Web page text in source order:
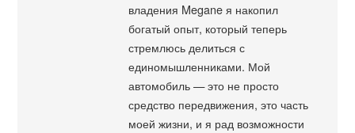
владения Megane я накопил
богатый опыт, который теперь
стремлюсь делиться с
единомышленниками. Мой
автомобиль — это не просто
средство передвижения, это часть
моей жизни, и я рад возможности